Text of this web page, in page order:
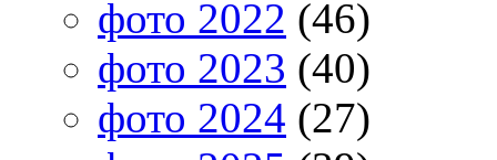
фото 2022 (46)
фото 2023 (40)
фото 2024 (27)